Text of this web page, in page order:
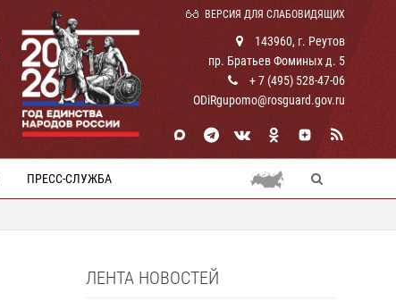
ВЕРСИЯ ДЛЯ СЛАБОВИДЯЩИХ
143960, г. Реутов
пр. Братьев Фоминых д. 5
+ 7 (495) 528-47-06
ODiRgupomo@rosguard.gov.ru
ПРЕСС-СЛУЖБА
ЛЕНТА НОВОСТЕЙ